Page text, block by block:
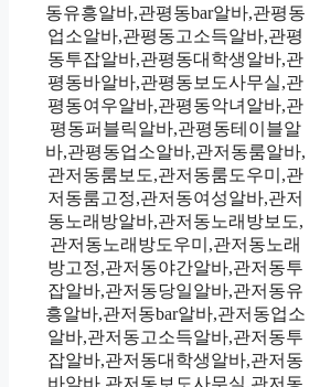
동유흥알바,관평동bar알바,관평동
업소알바,관평동고소득알바,관평
동투잡알바,관평동대학생알바,관
평동바알바,관평동보도사무실,관
평동여우알바,관평동악녀알바,관
평동퍼블릭알바,관평동테이블알
바,관평동업소알바,관저동룸알바,
관저동룸보도,관저동룸도우미,관
저동룸고정,관저동여성알바,관저
동노래방알바,관저동노래방보도,
관저동노래방도우미,관저동노래
방고정,관저동야간알바,관저동투
잡알바,관저동당일알바,관저동유
흥알바,관저동bar알바,관저동업소
알바,관저동고소득알바,관저동투
잡알바,관저동대학생알바,관저동
바알바,관저동보도사무실,관저동